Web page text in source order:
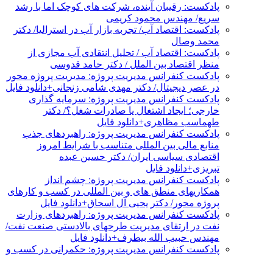
پادکست: رقیبان آینده، شرکت های کوچک اما با رشد
سریع/ مهندس محمود کریمی
پادکست: اقتصاد آب/ تجربه بازار آب در استرالیا/ دکتر
محمد وصال
پادکست: اقتصاد آب / تحلیل انتقادی آب مجازی از
منظر اقتصاد بین الملل / دکتر حامد قدوسی
پادکست کنفرانس مدیریت پروژه: مدیریت پروژه محور
در عصر دیجیتال/ دکتر مهدی شامی زنجانی+دانلود فایل
پادکست کنفرانس مدیریت پروژه: سرمایه گذاری
خارجی؛ ایجاد اشتغال یا صادرات شغل؟/ دکتر
طهماسب مظاهری+دانلود فایل
پادکست کنفرانس مدیریت پروژه: راهبردهای جذب
منابع مالی بین المللی متناسب با شرایط امروز
اقتصادی سیاسی ایران/ دکتر حسین عبده
تبریزی+دانلود فایل
پادکست کنفرانس مدیریت پروژه: چشم انداز
همکاریهای منطق های و بین المللی در کسب و کارهای
پروژه محور/ دکتر یحیی آل اسحاق+دانلود فایل
پادکست کنفرانس مدیریت پروژه: راهبردهای وزارت
نفت در ارتقای مدیریت طرحهای بالادستی صنعت نفت/
مهندس حبیب الله بیطرف+دانلود فایل
پادکست کنفرانس مدیریت پروژه: حکمرانی در کسب و